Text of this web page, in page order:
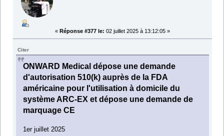
« Réponse #377 le: 02 juillet 2025 à 13:12:05 »
Citer
ONWARD Medical dépose une demande
d'autorisation 510(k) auprès de la FDA
américaine pour l'utilisation à domicile du
système ARC-EX et dépose une demande de
marquage CE
1er juillet 2025